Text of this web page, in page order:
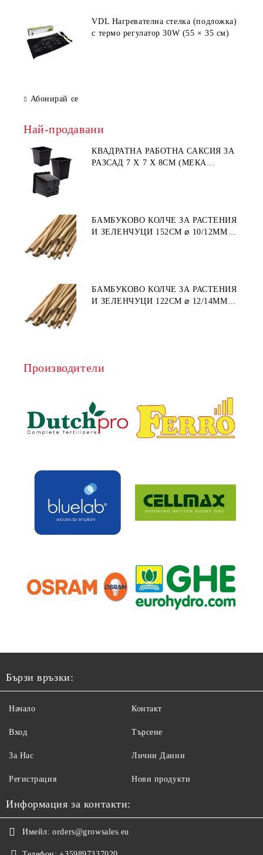
VDL Нагревателна стелка (подложка)
с термо регулатор 30W (55 × 35 см)
Абонирай се
Най-продавани
КВАДРАТНА РАБОТНА САКСИЯ ЗА
РАЗСАД 7 X 7 X 8СМ (МЕКА
БАМБУКОВО КОЛЧЕ ЗА РАСТЕНИЯ
И ЗЕЛЕНЧУЦИ 152СМ ⌀ 10/12ММ
БАМБУКОВО КОЛЧЕ ЗА РАСТЕНИЯ
И ЗЕЛЕНЧУЦИ 122СМ ⌀ 12/14ММ
Производители
Бързи връзки:
Начало
Вход
За Нас
Регистрация
Контакт
Търсене
Лични Данни
Нови продукти
Информация за контакти:
Имейл: orders@growsales.eu